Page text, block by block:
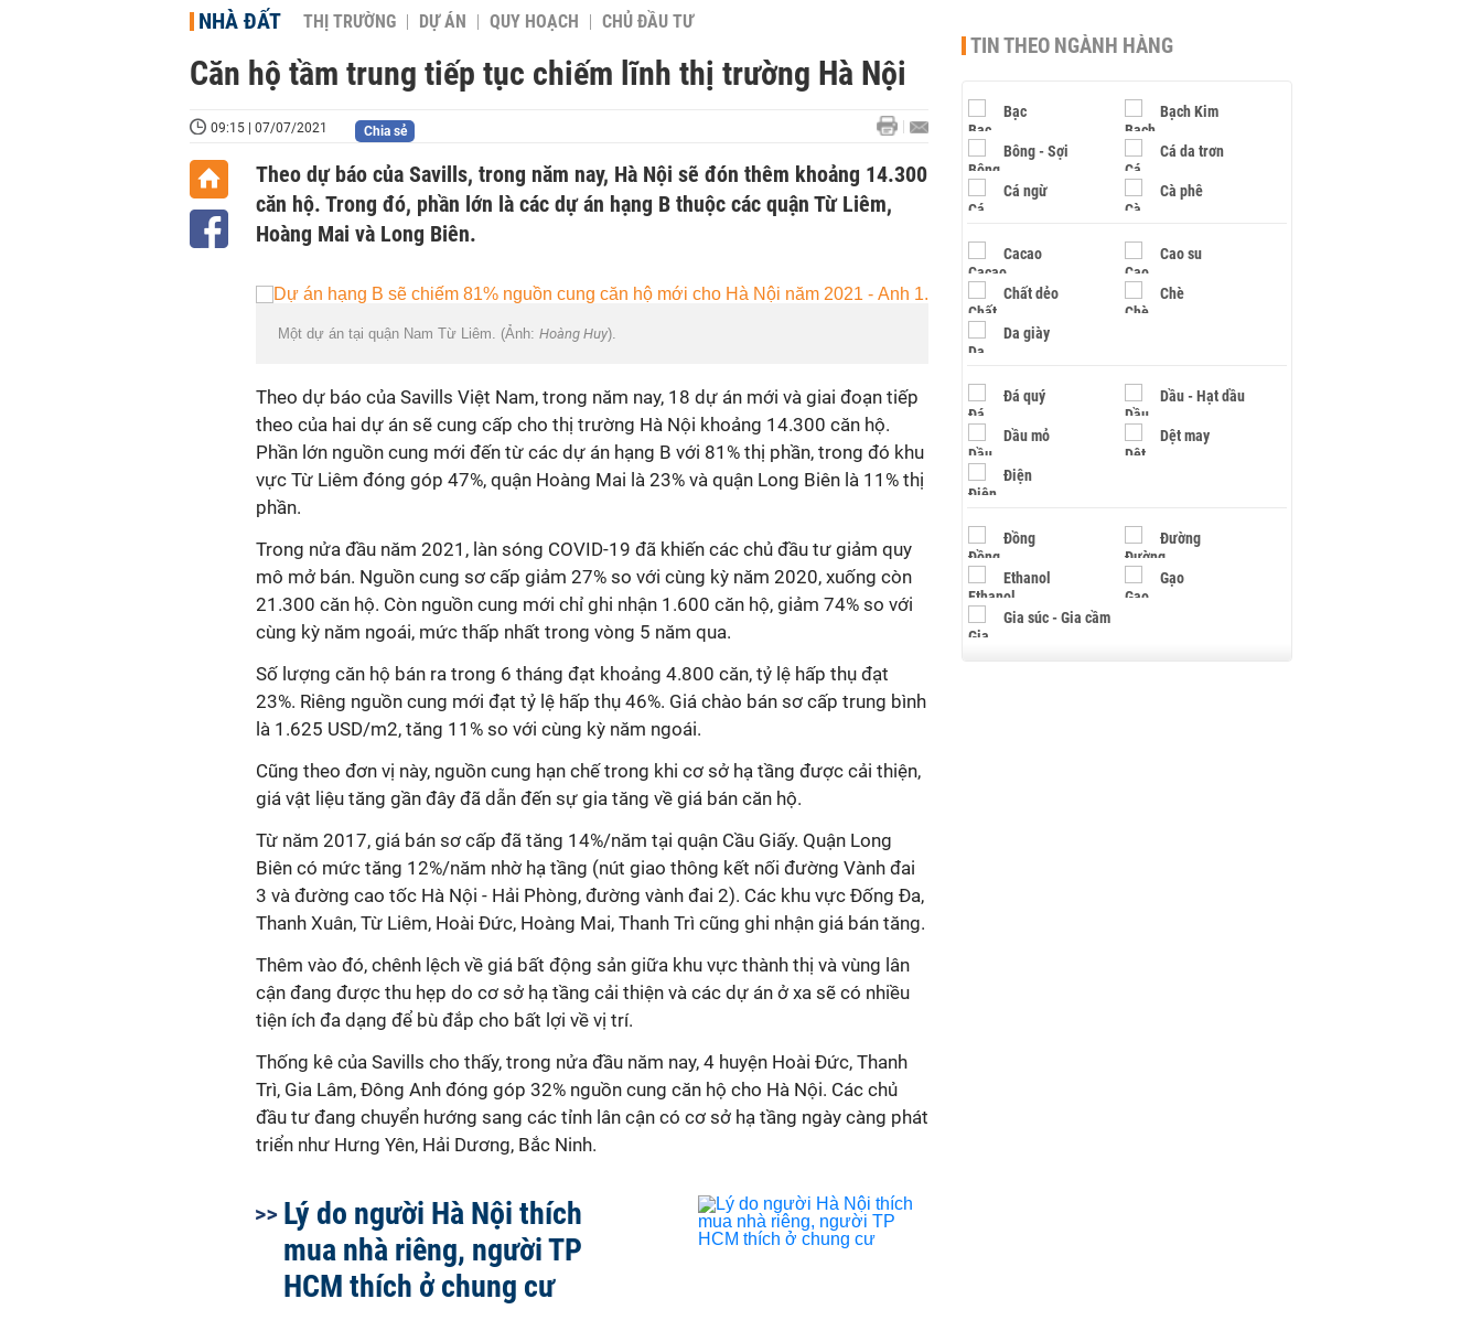
NHÀ ĐẤT THỊ TRƯỜNG DỰ ÁN QUY HOẠCH CHỦ ĐẦU TƯ
Căn hộ tầm trung tiếp tục chiếm lĩnh thị trường Hà Nội
09:15 | 07/07/2021 Chia sẻ
Theo dự báo của Savills, trong năm nay, Hà Nội sẽ đón thêm khoảng 14.300
căn hộ. Trong đó, phần lớn là các dự án hạng B thuộc các quận Từ Liêm,
Hoàng Mai và Long Biên.
Một dự án tại quận Nam Từ Liêm. (Ảnh: Hoàng Huy).
Theo dự báo của Savills Việt Nam, trong năm nay, 18 dự án mới và giai đoạn tiếp
theo của hai dự án sẽ cung cấp cho thị trường Hà Nội khoảng 14.300 căn hộ.
Phần lớn nguồn cung mới đến từ các dự án hạng B với 81% thị phần, trong đó khu
vực Từ Liêm đóng góp 47%, quận Hoàng Mai là 23% và quận Long Biên là 11% thị
phần.
Trong nửa đầu năm 2021, làn sóng COVID-19 đã khiến các chủ đầu tư giảm quy
mô mở bán. Nguồn cung sơ cấp giảm 27% so với cùng kỳ năm 2020, xuống còn
21.300 căn hộ. Còn nguồn cung mới chỉ ghi nhận 1.600 căn hộ, giảm 74% so với
cùng kỳ năm ngoái, mức thấp nhất trong vòng 5 năm qua.
Số lượng căn hộ bán ra trong 6 tháng đạt khoảng 4.800 căn, tỷ lệ hấp thụ đạt
23%. Riêng nguồn cung mới đạt tỷ lệ hấp thụ 46%. Giá chào bán sơ cấp trung bình
là 1.625 USD/m2, tăng 11% so với cùng kỳ năm ngoái.
Cũng theo đơn vị này, nguồn cung hạn chế trong khi cơ sở hạ tầng được cải thiện,
giá vật liệu tăng gần đây đã dẫn đến sự gia tăng về giá bán căn hộ.
Từ năm 2017, giá bán sơ cấp đã tăng 14%/năm tại quận Cầu Giấy. Quận Long
Biên có mức tăng 12%/năm nhờ hạ tầng (nút giao thông kết nối đường Vành đai
3 và đường cao tốc Hà Nội - Hải Phòng, đường vành đai 2). Các khu vực Đống Đa,
Thanh Xuân, Từ Liêm, Hoài Đức, Hoàng Mai, Thanh Trì cũng ghi nhận giá bán tăng.
Thêm vào đó, chênh lệch về giá bất động sản giữa khu vực thành thị và vùng lân
cận đang được thu hẹp do cơ sở hạ tầng cải thiện và các dự án ở xa sẽ có nhiều
tiện ích đa dạng để bù đắp cho bất lợi về vị trí.
Thống kê của Savills cho thấy, trong nửa đầu năm nay, 4 huyện Hoài Đức, Thanh
Trì, Gia Lâm, Đông Anh đóng góp 32% nguồn cung căn hộ cho Hà Nội. Các chủ
đầu tư đang chuyển hướng sang các tỉnh lân cận có cơ sở hạ tầng ngày càng phát
triển như Hưng Yên, Hải Dương, Bắc Ninh.
Lý do người Hà Nội thích
mua nhà riêng, người TP
HCM thích ở chung cư
TIN THEO NGÀNH HÀNG
Bạc Bạch Kim
Bông - Sợi Cá da trơn
Cá ngừ Cà phê
Cacao Cao su
Chất dẻo Chè
Da giày
Đá quý Dầu - Hạt dầu
Dầu mỏ Dệt may
Điện
Đồng Đường
Ethanol Gạo
Gia súc - Gia cầm